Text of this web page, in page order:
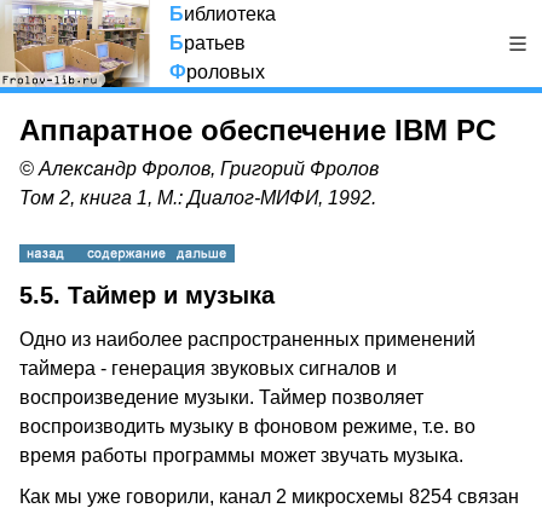
Библиотека
Братьев
Фроловых
Аппаратное обеспечение IBM PC
© Александр Фролов, Григорий Фролов
Том 2, книга 1, М.: Диалог-МИФИ, 1992.
5.5. Таймер и музыка
Одно из наиболее распространенных применений
таймера - генерация звуковых сигналов и
воспроизведение музыки. Таймер позволяет
воспроизводить музыку в фоновом режиме, т.е. во
время работы программы может звучать музыка.
Как мы уже говорили, канал 2 микросхемы 8254 связан